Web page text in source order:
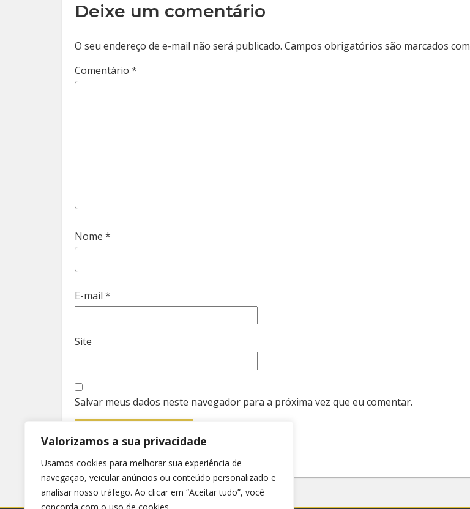
Valorizamos a sua privacidade
Usamos cookies para melhorar sua experiência de
navegação, veicular anúncios ou conteúdo personalizado e
analisar nosso tráfego. Ao clicar em “Aceitar tudo”, você
Deixe um comentário
O seu endereço de e-mail não será publicado. Campos obrigatórios são marcados com
Comentário *
Nome *
E-mail *
Site
Salvar meus dados neste navegador para a próxima vez que eu comentar.